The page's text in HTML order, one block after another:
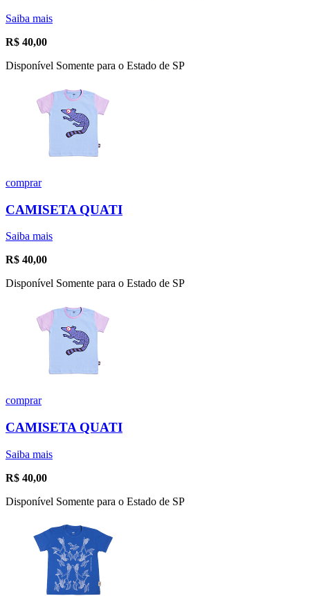
Saiba mais
R$ 40,00
Disponível Somente para o Estado de SP
comprar
CAMISETA QUATI
Saiba mais
R$ 40,00
Disponível Somente para o Estado de SP
comprar
CAMISETA QUATI
Saiba mais
R$ 40,00
Disponível Somente para o Estado de SP